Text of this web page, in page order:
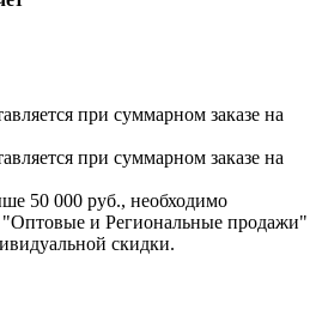
при суммарном заказе на
при суммарном заказе на
50 000 руб., необходимо
"Оптовые и Региональные продажи"
скидки.